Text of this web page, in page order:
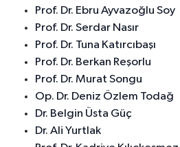
Prof. Dr. Ebru Ayvazoğlu Soy
Prof. Dr. Serdar Nasır
Prof. Dr. Tuna Katırcıbaşı
Prof. Dr. Berkan Reşorlu
Prof. Dr. Murat Songu
Op. Dr. Deniz Özlem Todağ
Dr. Belgin Üsta Güç
Dr. Ali Yurtlak